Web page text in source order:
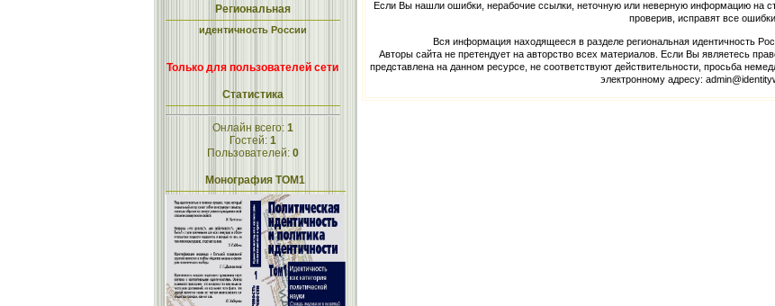
Региональная
идентичность России
Только для пользователей сети
Статистика
Онлайн всего: 1
Гостей: 1
Пользователей: 0
Монография ТОМ1
Если Вы нашли ошибки, нерабочие ссылки, неточную или неверную информацию на
проверив, исправят все ошибки.
Вся информация находящееся в разделе региональная идентичность
Авторы сайта не претендует на авторство всех материалов. Если Вы являетесь
представлена на данном ресурсе, не соответствуют действительности, просьба
электронному адресу: